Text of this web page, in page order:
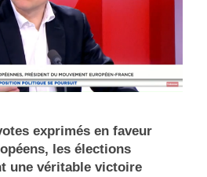
exprimés en faveur
les élections
une véritable victoire